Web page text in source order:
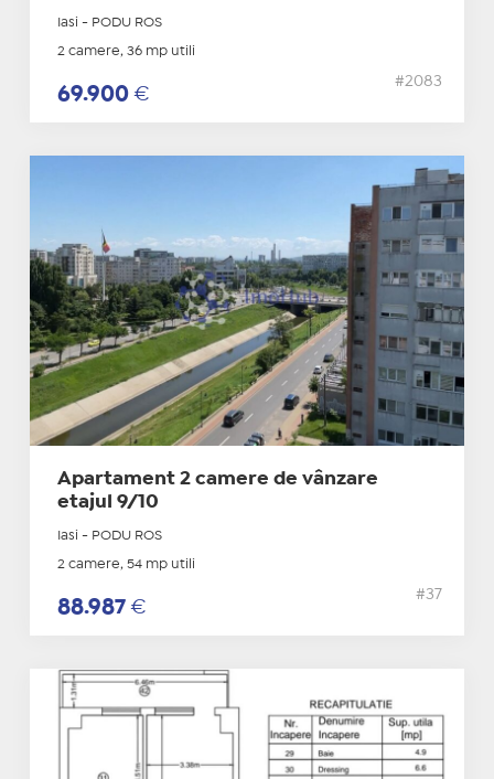
Iasi - PODU ROS
2 camere, 36 mp utili
69.900 €
#2083
Apartament 2 camere de vânzare
etajul 9/10
Iasi - PODU ROS
2 camere, 54 mp utili
88.987 €
#37